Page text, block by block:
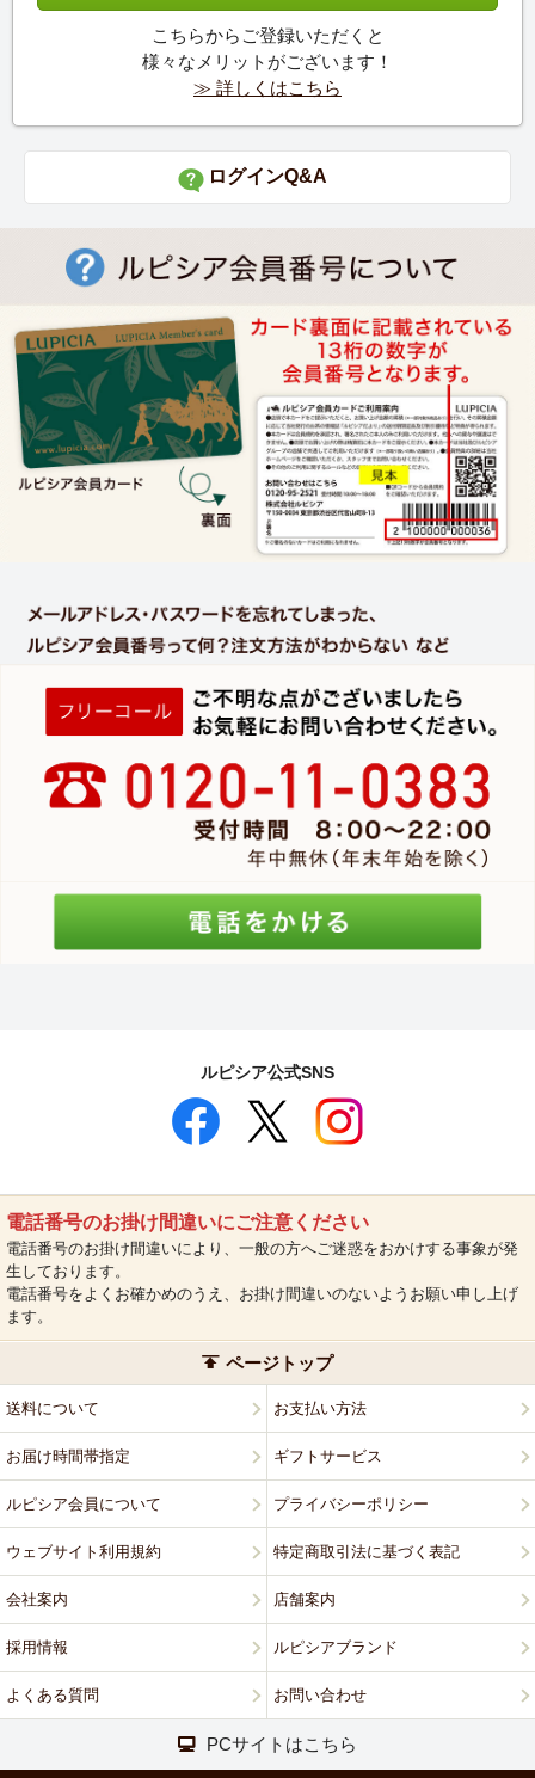
こちらからご登録いただくと
様々なメリットがございます！
≫ 詳しくはこちら
ルピシア公式SNS
電話番号のお掛け間違いにご注意ください
電話番号のお掛け間違いにより、一般の方へご迷惑をおかけする事象が発
生しております。
電話番号をよくお確かめのうえ、お掛け間違いのないようお願い申し上げ
ます。
ページトップ
送料について お支払い方法
お届け時間帯指定 ギフトサービス
ルピシア会員について プライバシーポリシー
ウェブサイト利用規約 特定商取引法に基づく表記
会社案内 店舗案内
採用情報 ルピシアブランド
よくある質問 お問い合わせ
PCサイトはこちら